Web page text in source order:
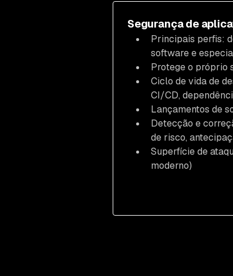
Segurança de
Principais perfis:
software e
Protege o próprio
Ciclo de vida de
CI/CD,
Lançamentos de
Detecção e
de risco,
Superfície de
moderno)